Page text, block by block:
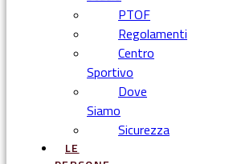
PTOF
Regolamenti
Centro
Sportivo
Dove
Siamo
Sicurezza
LE